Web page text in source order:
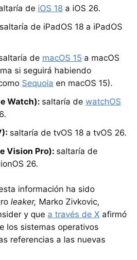
de iOS 18 a iOS 26.
saltaría de iPadOS 18 a iPadOS
de macOS 15 a macOS
si seguirá habiendo
Sequoia en macOS 15).
Watch): saltaría de watchOS
saltaría de tvOS 18 a tvOS 26.
Vision Pro): saltaría de
26.
información ha sido
leaker, Marko Zivkovic,
y que a través de X afirmó
los sistemas operativos
referencias a las nuevas